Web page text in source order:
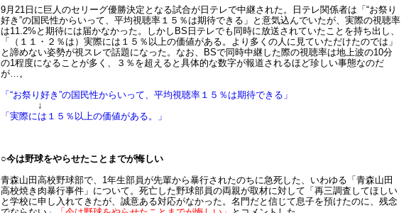
9月21日に巨人のセリーグ優勝決定となる試合が日テレで中継された。日テレ関係者は「“お祭り
好き”の国民性からいって、平均視聴率１５％は期待できる」と意気込んでいたが、実際の視聴率
は11.2%と期待には届かなかった。しかしBS日テレでも同時に放送されていたことを持ち出し、
「（１１・２％は）実際には１５％以上の価値がある。より多くの人に見ていただけたのでは」
と諦めない姿勢が視スレで話題になった。なお、BSで同時中継した際の視聴率は地上波の10分
の1程度になることが多く、３％を超えると具体的な数字が報道されるほど珍しい事態なのだ
が…。
「“お祭り好き”の国民性からいって、平均視聴率１５％は期待できる」
↓
「実際には１５％以上の価値がある。」
○今は野球をやらせたことまでが悔しい
青森山田高校野球部で、1年生部員が先輩から暴行されたのちに急死した、いわゆる「青森山田
高校焼き肉暴行事件」について。死亡した野球部員の両親が取材に対して「再三調査してほしい
と学校に申し入れてきたが、誠意ある対応がなかった。名門だと信じて息子を預けたのに、残念